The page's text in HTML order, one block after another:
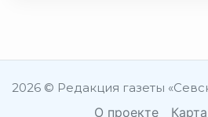
2026 © Редакция газеты
О проекте